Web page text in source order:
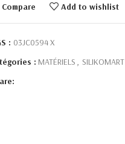
Compare Add to wishlist
: 03JC0594 X
: MATÉRIELS , SILIKOMART